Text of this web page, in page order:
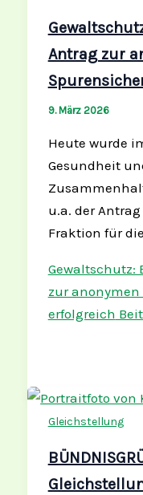
Antrag zur
9. März 2026
Heute wurde
Gesundheit
u.a. der Antrag
Fraktion für
Gewaltschutz:
zur
erfolgreich
Gleichstellung